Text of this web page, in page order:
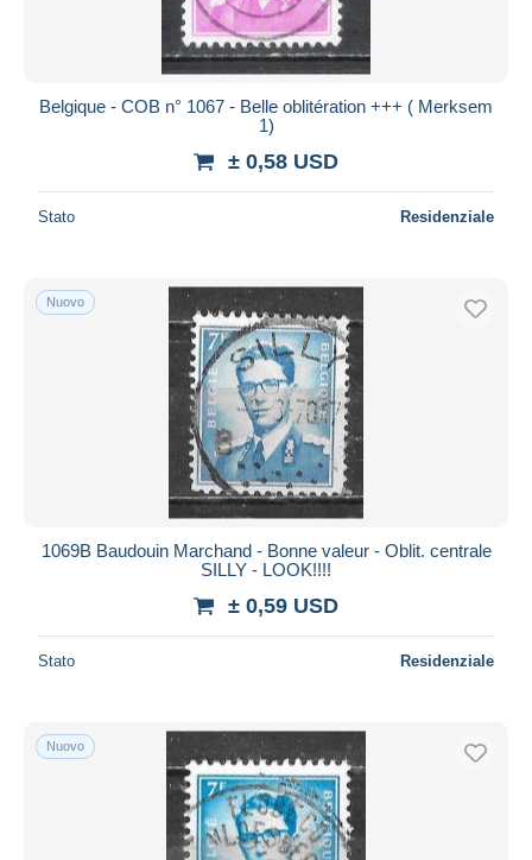
Belgique - COB n° 1067 - Belle oblitération +++ ( Merksem
1)
± 0,58 USD
Stato Residenziale
Nuovo
1069B Baudouin Marchand - Bonne valeur - Oblit. centrale
SILLY - LOOK!!!!
± 0,59 USD
Stato Residenziale
Nuovo